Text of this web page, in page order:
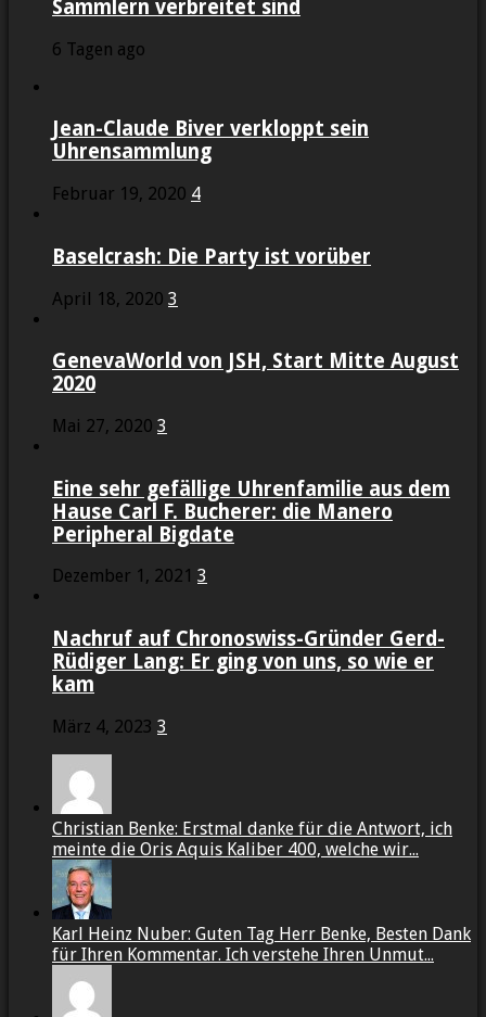
Sammlern verbreitet sind
6 Tagen ago
Jean-Claude Biver verkloppt sein
Uhrensammlung
Februar 19, 2020 4
Baselcrash: Die Party ist vorüber
April 18, 2020 3
GenevaWorld von JSH, Start Mitte August
2020
Mai 27, 2020 3
Eine sehr gefällige Uhrenfamilie aus dem
Hause Carl F. Bucherer: die Manero
Peripheral Bigdate
Dezember 1, 2021 3
Nachruf auf Chronoswiss-Gründer Gerd-
Rüdiger Lang: Er ging von uns, so wie er
kam
März 4, 2023 3
Christian Benke: Erstmal danke für die Antwort, ich
meinte die Oris Aquis Kaliber 400, welche wir...
Karl Heinz Nuber: Guten Tag Herr Benke, Besten Dank
für Ihren Kommentar. Ich verstehe Ihren Unmut...